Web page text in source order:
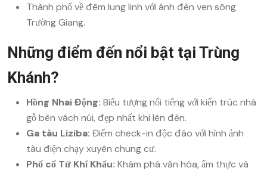
Thành phố về đêm lung linh với ánh đèn ven sông
Trường Giang.
Những điểm đến nổi bật tại Trùng
Khánh?
Hồng Nhai Động: Biểu tượng nổi tiếng với kiến trúc nhà
gỗ bên vách núi, đẹp nhất khi lên đèn.
Ga tàu Liziba: Điểm check-in độc đáo với hình ảnh
tàu điện chạy xuyên chung cư.
Phố cổ Từ Khí Khẩu: Khám phá văn hóa, ẩm thực và